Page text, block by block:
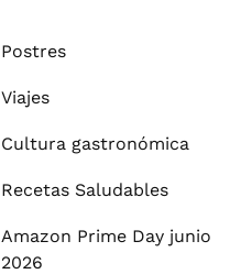
Postres
Viajes
Cultura gastronómica
Recetas Saludables
Amazon Prime Day junio
2026